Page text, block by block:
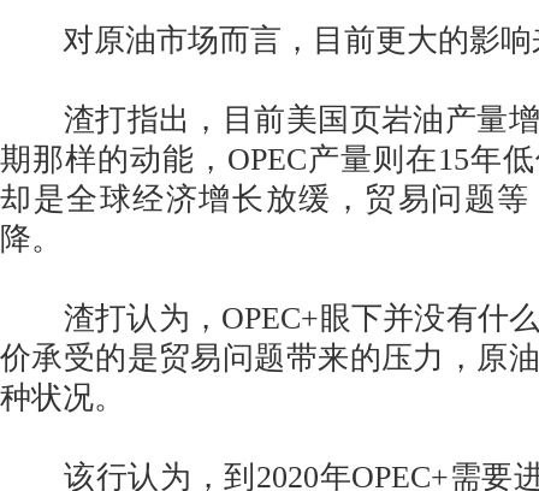
对原油市场而言，目前更大的影响
渣打指出，目前美国页岩油产量增
期那样的动能，OPEC产量则在15年
却是全球经济增长放缓，贸易问题
降。
渣打认为，OPEC+眼下并没有什
价承受的是贸易问题带来的压力，原
种状况。
该行认为，到2020年OPEC+需要